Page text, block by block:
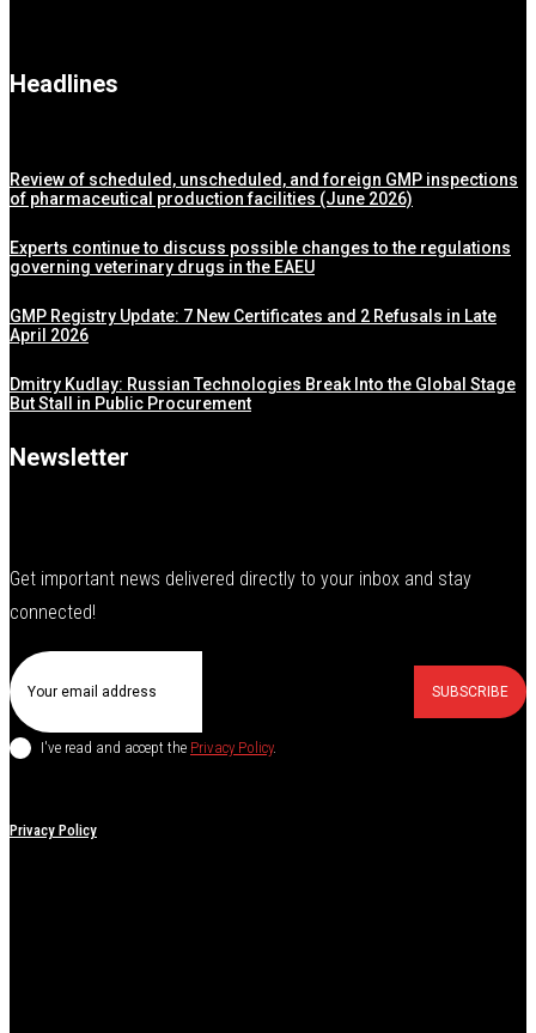
Headlines
Review of scheduled, unscheduled, and foreign GMP inspections
of pharmaceutical production facilities (June 2026)
Experts continue to discuss possible changes to the regulations
governing veterinary drugs in the EAEU
GMP Registry Update: 7 New Certificates and 2 Refusals in Late
April 2026
Dmitry Kudlay: Russian Technologies Break Into the Global Stage
But Stall in Public Procurement
Newsletter
Get important news delivered directly to your inbox and stay
connected!
SUBSCRIBE
I've read and accept the Privacy Policy.
Privacy Policy